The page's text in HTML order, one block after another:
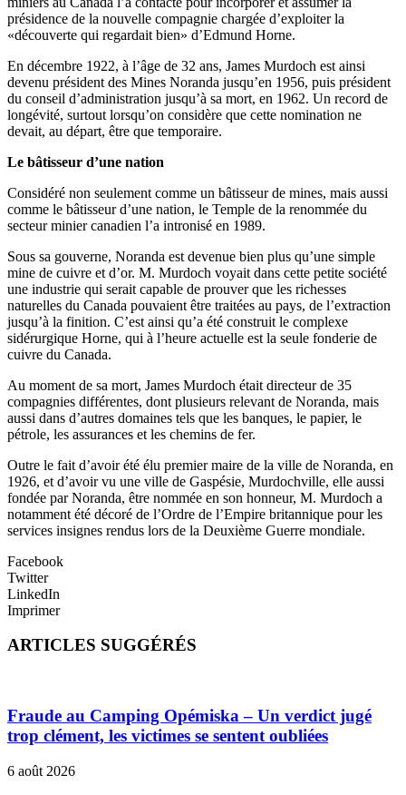
présidence de la nouvelle compagnie chargée d’exploiter la
«découverte qui regardait bien» d’Edmund Horne.
En décembre 1922, à l’âge de 32 ans, James Murdoch est ainsi
devenu président des Mines Noranda jusqu’en 1956, puis président
du conseil d’administration jusqu’à sa mort, en 1962. Un record de
longévité, surtout lorsqu’on considère que cette nomination ne
devait, au départ, être que temporaire.
Le bâtisseur d’une nation
Considéré non seulement comme un bâtisseur de mines, mais aussi
comme le bâtisseur d’une nation, le Temple de la renommée du
secteur minier canadien l’a intronisé en 1989.
Sous sa gouverne, Noranda est devenue bien plus qu’une simple
mine de cuivre et d’or. M. Murdoch voyait dans cette petite société
une industrie qui serait capable de prouver que les richesses
naturelles du Canada pouvaient être traitées au pays, de l’extraction
jusqu’à la finition. C’est ainsi qu’a été construit le complexe
sidérurgique Horne, qui à l’heure actuelle est la seule fonderie de
cuivre du Canada.
Au moment de sa mort, James Murdoch était directeur de 35
compagnies différentes, dont plusieurs relevant de Noranda, mais
aussi dans d’autres domaines tels que les banques, le papier, le
pétrole, les assurances et les chemins de fer.
Outre le fait d’avoir été élu premier maire de la ville de Noranda, en
1926, et d’avoir vu une ville de Gaspésie, Murdochville, elle aussi
fondée par Noranda, être nommée en son honneur, M. Murdoch a
notamment été décoré de l’Ordre de l’Empire britannique pour les
services insignes rendus lors de la Deuxième Guerre mondiale.
Facebook
Twitter
LinkedIn
Imprimer
ARTICLES SUGGÉRÉS
Fraude au Camping Opémiska – Un verdict jugé
trop clément, les victimes se sentent oubliées
6 août 2026